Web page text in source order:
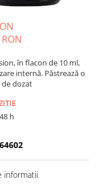
RON
în flacon de 10 ml,
internă. Păstrează o
dozat
h
informatii